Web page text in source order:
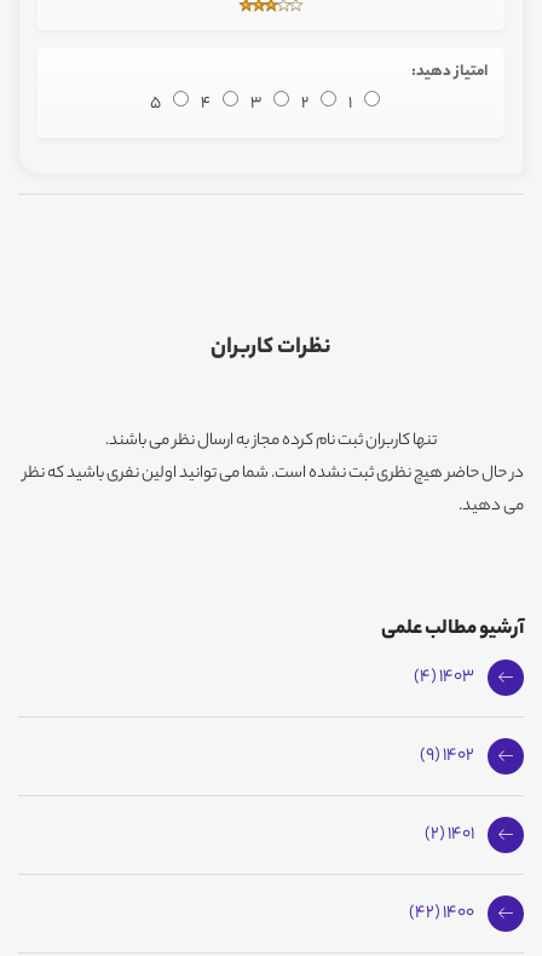
امتیاز دهید:
1
2
3
4
5
نظرات کاربران
تنها کاربران ثبت نام کرده مجاز به ارسال نظر می باشند.
در حال حاضر هیچ نظری ثبت نشده است. شما می توانید اولین نفری باشید که نظر
می دهید.
آرشیو مطالب علمی
1403 (4)
1402 (9)
1401 (2)
1400 (42)